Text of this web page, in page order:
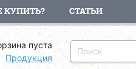
КУПИТЬ? СТАТЬИ
пуста
Продукция